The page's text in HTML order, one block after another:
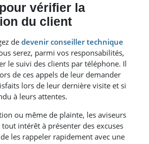
vérifier la
du client
de devenir conseiller technique
serez, parmi vos responsabilités,
le suivi des clients par téléphone. Il
de ces appels de leur demander
lors de leur dernière visite et si
à leurs attentes.
ou même de plainte, les aviseurs
intérêt à présenter des excuses
les rappeler rapidement avec une